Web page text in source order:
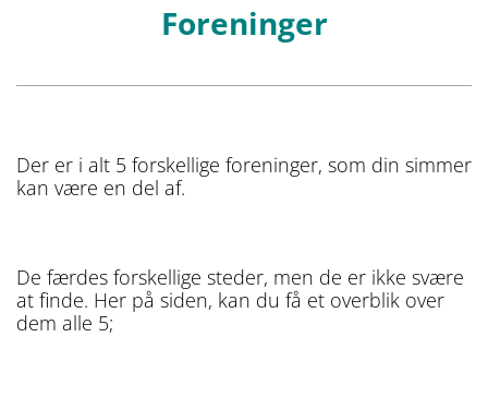
Foreninger
Der er i alt 5 forskellige foreninger, som din simmer
kan være en del af.
De færdes forskellige steder, men de er ikke svære
at finde. Her på siden, kan du få et overblik over
dem alle 5;